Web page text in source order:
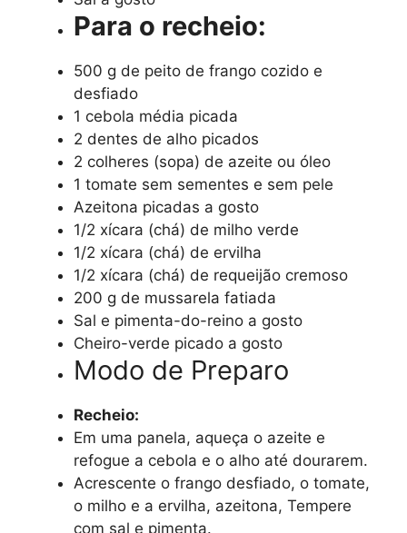
Para o recheio:
500 g de peito de frango cozido e
desfiado
1 cebola média picada
2 dentes de alho picados
2 colheres (sopa) de azeite ou óleo
1 tomate sem sementes e sem pele
Azeitona picadas a gosto
1/2 xícara (chá) de milho verde
1/2 xícara (chá) de ervilha
1/2 xícara (chá) de requeijão cremoso
200 g de mussarela fatiada
Sal e pimenta-do-reino a gosto
Cheiro-verde picado a gosto
Modo de Preparo
Recheio:
Em uma panela, aqueça o azeite e
refogue a cebola e o alho até dourarem.
Acrescente o frango desfiado, o tomate,
o milho e a ervilha, azeitona, Tempere
com sal e pimenta.